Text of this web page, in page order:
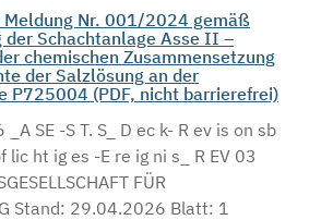
Meldung Nr. 001/2024 gemäß
der Schachtanlage Asse II –
chemischen Zusammensetzung
der Salzlösung an der
P725004 (PDF, nicht barrierefrei)
SE -S T. S_ D ec k- R ev is on sb
lic ht ig es -E re ig ni s_ R EV 03
FÜR
Stand: 29.04.2026 Blatt: 1